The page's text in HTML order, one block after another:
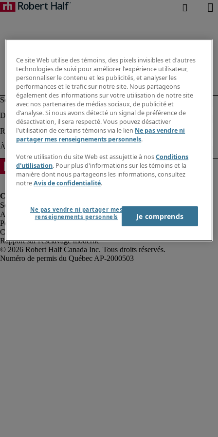
Alerte à la fraude
Politique de confidentialité
Conditions d’utilisation
Rapport sur l'esclavage moderne
Robert Half Canada Inc. Tous droits réservés.
Ce site Web utilise des témoins, des pixels invisibles et d'autres
technologies de suivi pour améliorer l'expérience utilisateur,
personnaliser le contenu et les publicités, et analyser les
performances et le trafic sur notre site. Nous partageons
également des informations sur votre utilisation de notre site
avec nos partenaires de médias sociaux, de publicité et
d'analyse. Si nous avons détecté un signal de préférence de
désactivation, il sera respecté. Vous pouvez désactiver
l'utilisation de certains témoins via le lien Ne pas vendre ni
partager mes renseignements personnels.
Votre utilisation du site Web est assujettie à nosConditions
d'utilisation. Pour plus d'informations sur les témoins et la
manière dont nous partageons les informations, consultez
notreAvis de confidentialité.
Ne pas vendre ni partager mes
renseignements personnels
Je comprends